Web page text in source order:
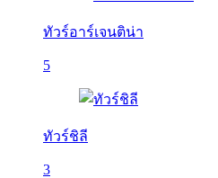
ทัวร์อาร์เจนติน่า
5
ทัวร์ชิลี
3